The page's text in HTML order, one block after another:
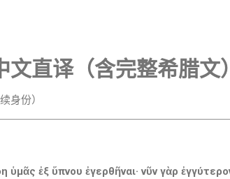
文直译（含完整希腊文）
身份）
ὑμᾶς ἐξ ὕπνου ἐγερθῆναι· νῦν γὰρ